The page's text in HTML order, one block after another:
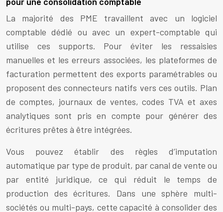
La majorité des PME travaillent avec un logiciel
comptable dédié ou avec un expert-comptable qui
utilise ces supports. Pour éviter les ressaisies
manuelles et les erreurs associées, les plateformes de
facturation permettent des exports paramétrables ou
proposent des connecteurs natifs vers ces outils. Plan
de comptes, journaux de ventes, codes TVA et axes
analytiques sont pris en compte pour générer des
écritures prêtes à être intégrées.
Vous pouvez établir des règles d’imputation
automatique par type de produit, par canal de vente ou
par entité juridique, ce qui réduit le temps de
production des écritures. Dans une sphère multi-
sociétés ou multi-pays, cette capacité à consolider des